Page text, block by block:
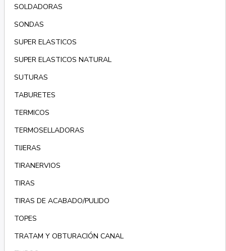
SOLDADORAS
SONDAS
SUPER ELASTICOS
SUPER ELASTICOS NATURAL
SUTURAS
TABURETES
TERMICOS
TERMOSELLADORAS
TIJERAS
TIRANERVIOS
TIRAS
TIRAS DE ACABADO/PULIDO
TOPES
TRATAM Y OBTURACIÓN CANAL